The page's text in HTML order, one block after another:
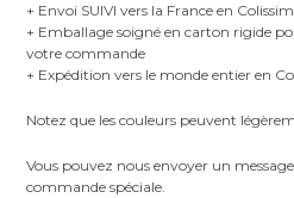
+ Envoi SUIVI vers la France en
+ Emballage soigné en carton rigide
votre commande
+ Expédition vers le monde entier en
Notez que les couleurs peuvent
Vous pouvez nous envoyer un
commande spéciale.